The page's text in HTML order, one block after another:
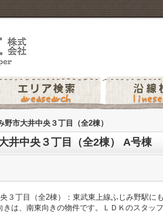
野市大井中央３丁目（全2棟）
井中央３丁目（全2棟） A号棟
３丁目（全2棟）：東武東上線ふじみ野駅
は、南東向きの物件です。ＬＤＫのスタッ